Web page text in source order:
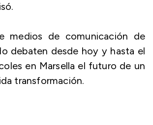
medios de comunicación de
debaten desde hoy y hasta el
en Marsella el futuro de un
transformación.